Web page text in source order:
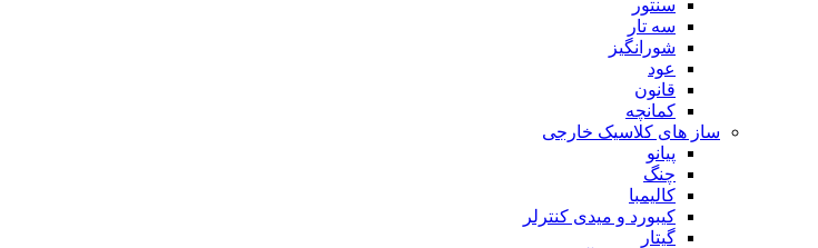
سنتور
سه تار
شورانگیز
عود
قانون
کمانچه
ساز های کلاسیک خارجی
پیانو
چنگ
کالیمبا
کیبورد و میدی کنترلر
گیتار